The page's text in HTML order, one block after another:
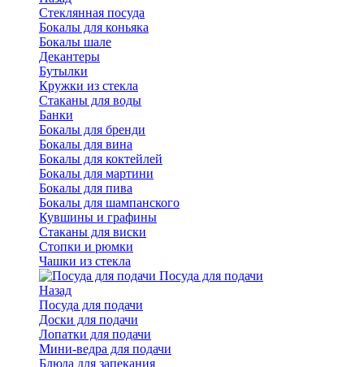
Стеклянная посуда
Бокалы для коньяка
Бокалы шале
Декантеры
Бутылки
Кружки из стекла
Стаканы для воды
Банки
Бокалы для бренди
Бокалы для вина
Бокалы для коктейлей
Бокалы для мартини
Бокалы для пива
Бокалы для шампанского
Кувшины и графины
Стаканы для виски
Стопки и рюмки
Чашки из стекла
Посуда для подачи
Назад
Посуда для подачи
Доски для подачи
Лопатки для подачи
Мини-ведра для подачи
Блюда для запекания